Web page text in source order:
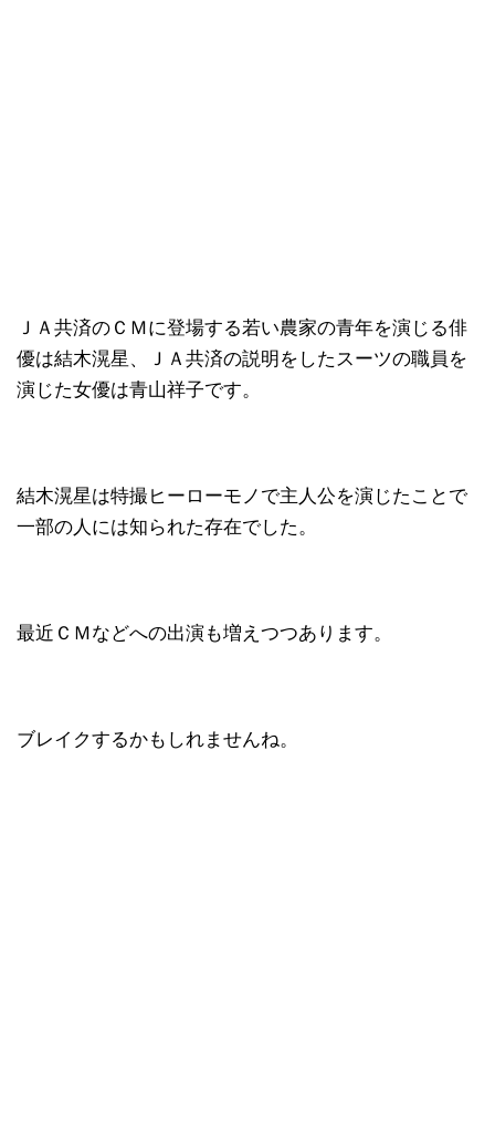
ＪＡ共済のＣＭに登場する若い農家の青年を演じる俳
優は結木滉星、ＪＡ共済の説明をしたスーツの職員を
演じた女優は青山祥子です。
結木滉星は特撮ヒーローモノで主人公を演じたことで
一部の人には知られた存在でした。
最近ＣＭなどへの出演も増えつつあります。
ブレイクするかもしれませんね。